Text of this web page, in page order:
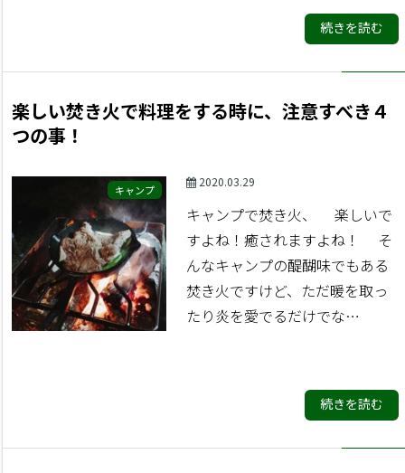
続きを読む
楽しい焚き火で料理をする時に、注意すべき４
つの事！
キャンプ
2020.03.29
キャンプで焚き火、 楽しいで
すよね！癒されますよね！ そ
んなキャンプの醍醐味でもある
焚き火ですけど、ただ暖を取っ
たり炎を愛でるだけでな…
続きを読む